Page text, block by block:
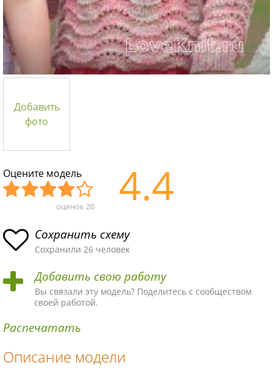
Добавить
фото
Оцените модель
асн
ая
ма
пло
хая
ма
ыч
ная
ма
Хор
ая
ма
Отл
ая
ма!
оценок 20 4.4
Сохранить схему
Сохранили 26 человек
Добавить свою работу
Вы связали эту модель? Поделитесь с сообществом
своей работой.
Распечатать
Описание модели